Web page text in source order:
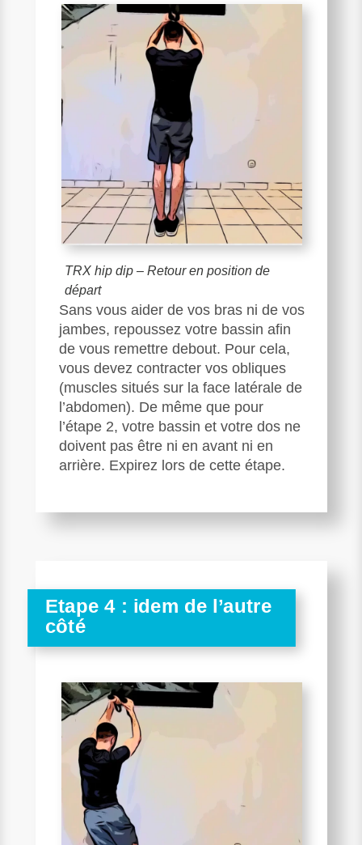
TRX hip dip – Retour en position de
départ
Sans vous aider de vos bras ni de vos
jambes, repoussez votre bassin afin
de vous remettre debout. Pour cela,
vous devez contracter vos obliques
(muscles situés sur la face latérale de
l’abdomen). De même que pour
l’étape 2, votre bassin et votre dos ne
doivent pas être ni en avant ni en
arrière. Expirez lors de cette étape.
Etape 4 : idem de l’autre
côté